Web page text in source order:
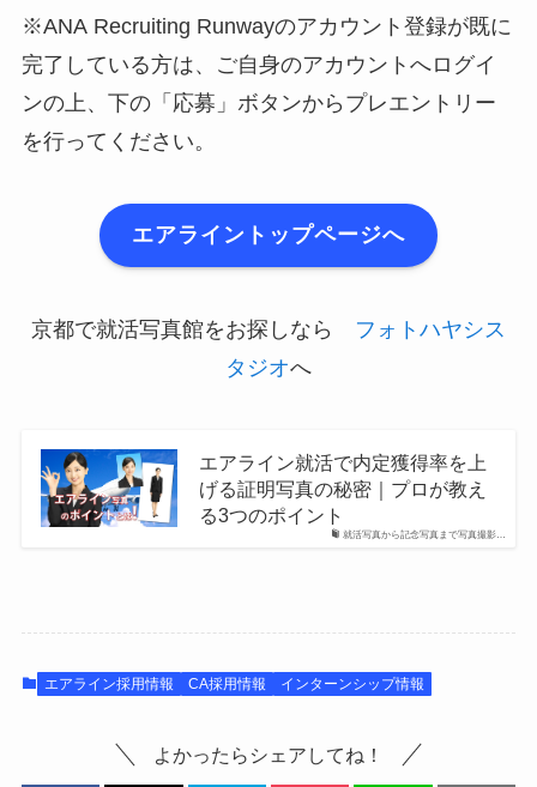
※ANA Recruiting Runwayのアカウント登録が既に
完了している方は、ご自身のアカウントへログイ
ンの上、下の「応募」ボタンからプレエントリー
を行ってください。
エアライントップページへ
京都で就活写真館をお探しなら フォトハヤシス
タジオへ
就活写真から記念写真まで写真撮影…
エアライン就活で内定獲得率を上
げる証明写真の秘密｜プロが教え
る3つのポイント
エアライン採用情報 CA採用情報 インターンシップ情報
よかったらシェアしてね！